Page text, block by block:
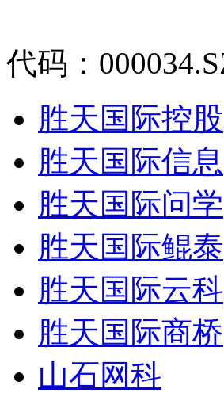
代码：
胜天国际控股
胜天国际信息
胜天国际问学
胜天国际鲲泰
胜天国际云科
胜天国际商桥
山石网科